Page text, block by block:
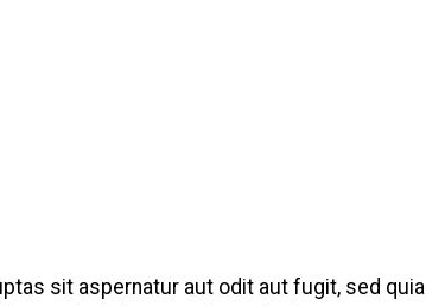
sit aspernatur aut odit aut fugit, sed quia